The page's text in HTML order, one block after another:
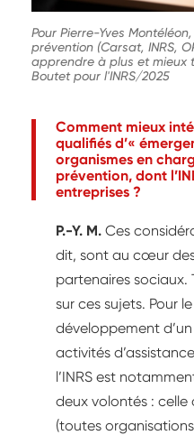
Pour Pierre-Yves
prévention (Carsat, INRS,
apprendre à plus et mieux
Boutet pour l'INRS/2025
Comment mieux
qualifiés d’«
organismes en
prévention, dont
entreprises ?
P.-Y. M. Ces
dit, sont au cœur
partenaires sociaux.
sur ces sujets. Pour
développement
activités
l’INRS est
deux volontés : celle
(toutes